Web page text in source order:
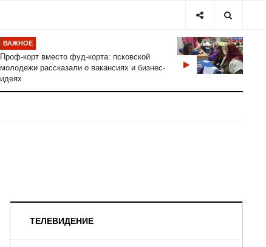
ВАЖНОЕ
Проф-корт вместо фуд-корта: псковской
молодежи рассказали о вакансиях и бизнес-
идеях
ТЕЛЕВИДЕНИЕ